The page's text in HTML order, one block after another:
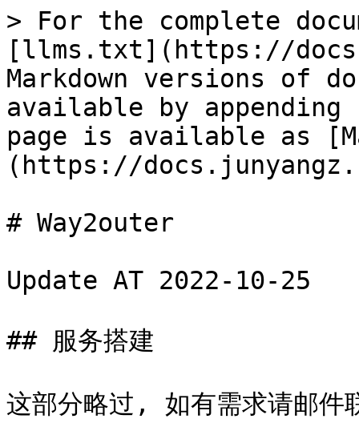
> For the complete
[llms.txt](https://
Markdown versions of
available by
page is available as
(https://
# Way2outer
Update AT 2022-10-25
## 服务搭建
这部分略过, 如有需求请邮